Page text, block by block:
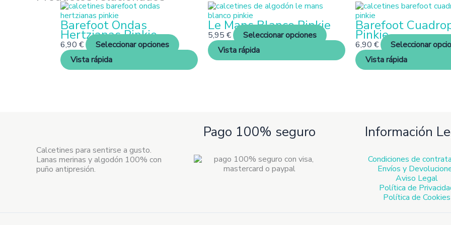
Barefoot Ondas
Hertzianas Pinkie
6,90 € Seleccionar opciones
producto
múltiples
variantes.
Las
opciones
se
producto
Vista rápida
Le Mans Blanco Pinkie
5,95 € Seleccionar opciones
producto
tiene
múltiples
variantes.
opciones
Vista rápida
Barefoot
Pinkie
6,90 € Seleccionar
Vista rápida
Calcetines para sentirse a gusto.
Lanas merinas y algodón 100% con
puño antipresión.
Pago 100% seguro Información
Condiciones de
Envíos y
Aviso Legal
Política de
Política de Cookies